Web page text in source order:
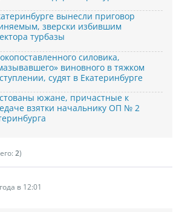
вынесли приговор
зверски избившим
турбазы
силовика,
виновного в тяжком
судят в Екатеринбурге
южане, причастные к
взятки начальнику ОП № 2
2)
в 12:01